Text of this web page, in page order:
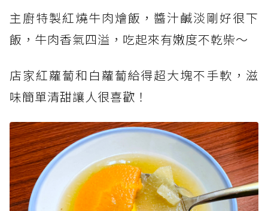
主廚特製紅燒牛肉燴飯，醬汁鹹淡剛好很下
飯，牛肉香氣四溢，吃起來有嫩度不乾柴～
店家紅蘿蔔和白蘿蔔給得超大塊不手軟，滋
味簡單清甜讓人很喜歡！